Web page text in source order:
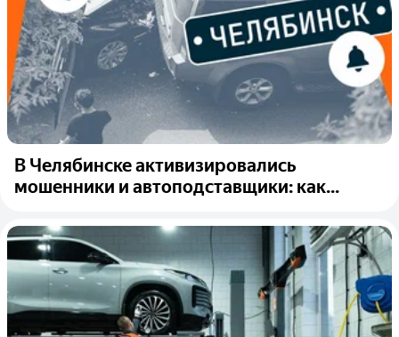
В Челябинске активизировались
мошенники и автоподставщики: как...